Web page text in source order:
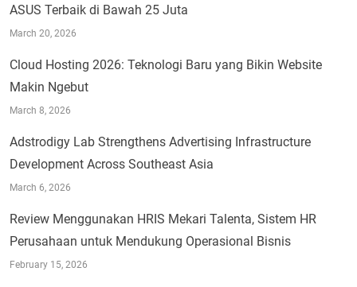
ASUS Terbaik di Bawah 25 Juta
March 20, 2026
Cloud Hosting 2026: Teknologi Baru yang Bikin Website
Makin Ngebut
March 8, 2026
Adstrodigy Lab Strengthens Advertising Infrastructure
Development Across Southeast Asia
March 6, 2026
Review Menggunakan HRIS Mekari Talenta, Sistem HR
Perusahaan untuk Mendukung Operasional Bisnis
February 15, 2026